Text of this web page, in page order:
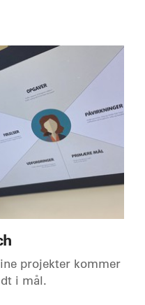
projekter kommer
i mål.